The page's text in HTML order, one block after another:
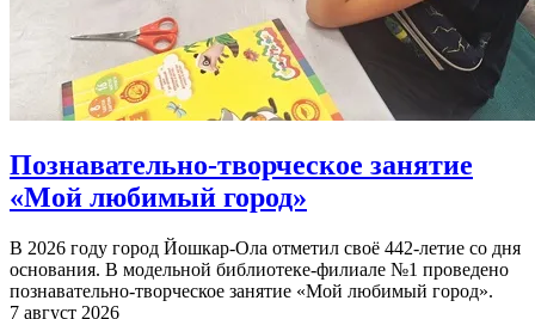
Познавательно-творческое занятие
«Мой любимый город»
В 2026 году город Йошкар-Ола отметил своё 442-летие со дня
основания. В модельной библиотеке-филиале №1 проведено
познавательно-творческое занятие «Мой любимый город».
7 август 2026